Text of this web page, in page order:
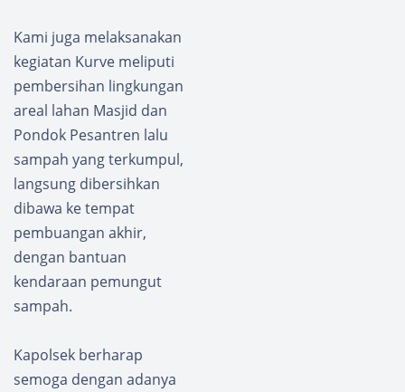
Kami juga melaksanakan
kegiatan Kurve meliputi
pembersihan lingkungan
areal lahan Masjid dan
Pondok Pesantren lalu
sampah yang terkumpul,
langsung dibersihkan
dibawa ke tempat
pembuangan akhir,
dengan bantuan
kendaraan pemungut
sampah.
Kapolsek berharap
semoga dengan adanya